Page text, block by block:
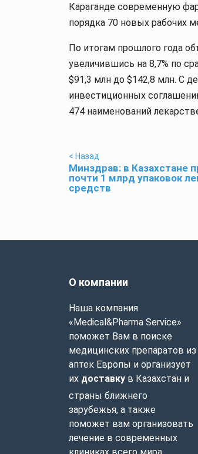
Караганде современную
порядка 70 новых рабочих
По итогам прошлого года
увеличившись на 8,7% по
$91,3 млн до $142,8 млн. С
инвестиционных
474 наименований
< Назад
Минздрав: в Казахстане
почти 1 млрд упаковок
средств
О компании
Наша компания
«Medical&Pharma Service»
поможет Вам в поиске
медицинских препаратов из
аптек Европы и организует
их доставку в Казахстан и
страны ближнего
зарубежья, а также
поможет вам организовать
лечение в современных